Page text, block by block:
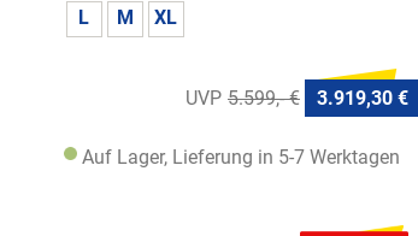
L M XL
5.599,- € 3.919,30 €
Auf Lager, Lieferung in 5-7 Werktagen